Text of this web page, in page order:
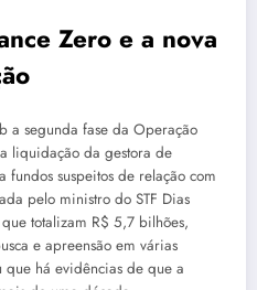
Zero e a nova
a segunda fase da Operação
liquidação da gestora de
fundos suspeitos de relação com
pelo ministro do STF Dias
totalizam R$ 5,7 bilhões,
e apreensão em várias
há evidências de que a